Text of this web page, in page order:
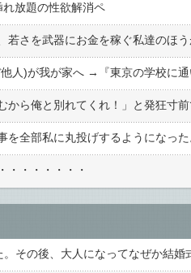
放題の性欲解消ペ
若さを武器にお金を稼ぐ私達のほ
を全部私に丸投げするようになっ
・・・・・・・